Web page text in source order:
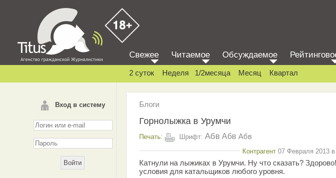
Вход в систему
Свежее Читаемое Обсуждаемое
2 суток Неделя 1/2месяца Месяц Квартал
Блоги
Горнолыжка в Урумчи
Печать: Шрифт: Абв Абв Абв
Контрагент 07 Февраля 2013
Катнули на лыжиках в Урумчи. Ну что сказать?
условия для катальщиков любого уровня.